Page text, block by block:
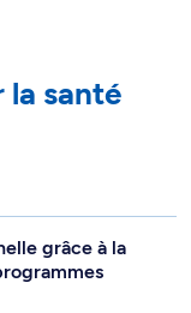
la santé
grâce à la